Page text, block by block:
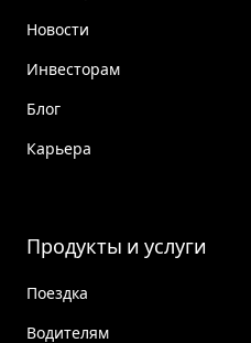
Новости
Инвесторам
Блог
Карьера
Продукты и услуги
Поездка
Водителям